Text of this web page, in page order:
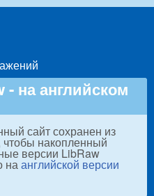
на английском
сайт сохранен из
чтобы накопленный
версии LibRaw
наанглийской версии